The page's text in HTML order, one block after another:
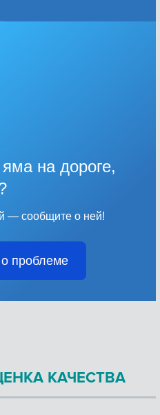
на дороге,
— сообщите о ней!
проблеме
КАЧЕСТВА